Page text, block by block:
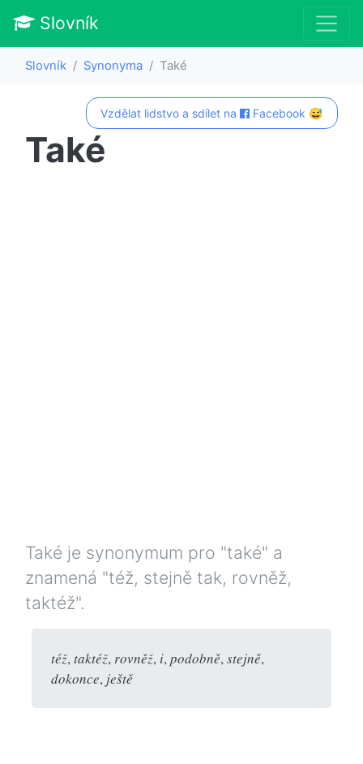
Slovník
Slovník Synonyma Také
Vzdělat lidstvo a sdílet na Facebook 😅
Také
Také je synonymum pro "také" a
znamená "též, stejně tak, rovněž,
taktéž".
též,taktéž, rovněž, i,podobně,stejně,
dokonce, ještě